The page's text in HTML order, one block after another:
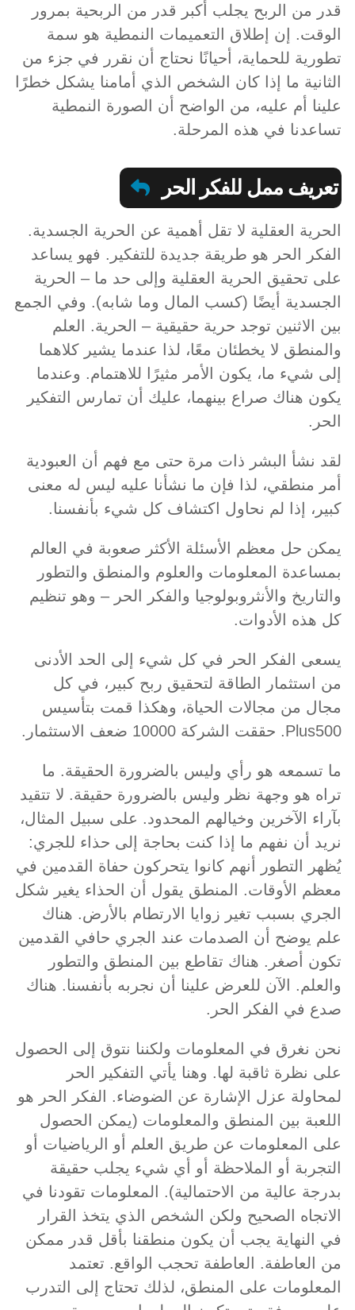
قدر من الربح يجلب أكبر قدر من الربحية بمرور
الوقت. إن إطلاق التعميمات النمطية هو سمة
تطورية للحماية، أحيانًا نحتاج أن نقرر في جزء من
الثانية ما إذا كان الشخص الذي أمامنا يشكل خطرًا
علينا أم عليه، من الواضح أن الصورة النمطية
تساعدنا في هذه المرحلة.
تعريف ممل للفكر الحر
الحرية العقلية لا تقل أهمية عن الحرية الجسدية.
الفكر الحر هو طريقة جديدة للتفكير. فهو يساعد
على تحقيق الحرية العقلية وإلى حد ما – الحرية
الجسدية أيضًا (كسب المال وما شابه). وفي الجمع
بين الاثنين توجد حرية حقيقية – الحرية. العلم
والمنطق لا يخطئان معًا، لذا عندما يشير كلاهما
إلى شيء ما، يكون الأمر مثيرًا للاهتمام. وعندما
يكون هناك صراع بينهما، عليك أن تمارس التفكير
الحر.
لقد نشأ البشر ذات مرة حتى مع فهم أن العبودية
أمر منطقي، لذا فإن ما نشأنا عليه ليس له معنى
كبير، إذا لم نحاول اكتشاف كل شيء بأنفسنا.
يمكن حل معظم الأسئلة الأكثر صعوبة في العالم
بمساعدة المعلومات والعلوم والمنطق والتطور
والتاريخ والأنثروبولوجيا والفكر الحر – وهو تنظيم
كل هذه الأدوات.
يسعى الفكر الحر في كل شيء إلى الحد الأدنى
من استثمار الطاقة لتحقيق ربح كبير، في كل
مجال من مجالات الحياة، وهكذا قمت بتأسيس
Plus500. حققت الشركة 10000 ضعف الاستثمار.
ما تسمعه هو رأي وليس بالضرورة الحقيقة. ما
تراه هو وجهة نظر وليس بالضرورة حقيقة. لا تتقيد
بآراء الآخرين وخيالهم المحدود. على سبيل المثال،
نريد أن نفهم ما إذا كنت بحاجة إلى حذاء للجري:
يُظهر التطور أنهم كانوا يتحركون حفاة القدمين في
معظم الأوقات. المنطق يقول أن الحذاء يغير شكل
الجري بسبب تغير زوايا الارتطام بالأرض. هناك
علم يوضح أن الصدمات عند الجري حافي القدمين
تكون أصغر. هناك تقاطع بين المنطق والتطور
والعلم. الآن للعرض علينا أن نجربه بأنفسنا. هناك
صدع في الفكر الحر.
نحن نغرق في المعلومات ولكننا نتوق إلى الحصول
على نظرة ثاقبة لها. وهنا يأتي التفكير الحر
لمحاولة عزل الإشارة عن الضوضاء. الفكر الحر هو
اللعبة بين المنطق والمعلومات (يمكن الحصول
على المعلومات عن طريق العلم أو الرياضيات أو
التجربة أو الملاحظة أو أي شيء يجلب حقيقة
بدرجة عالية من الاحتمالية). المعلومات تقودنا في
الاتجاه الصحيح ولكن الشخص الذي يتخذ القرار
في النهاية يجب أن يكون منطقنا بأقل قدر ممكن
من العاطفة. العاطفة تحجب الواقع. تعتمد
المعلومات على المنطق، لذلك تحتاج إلى التدرب